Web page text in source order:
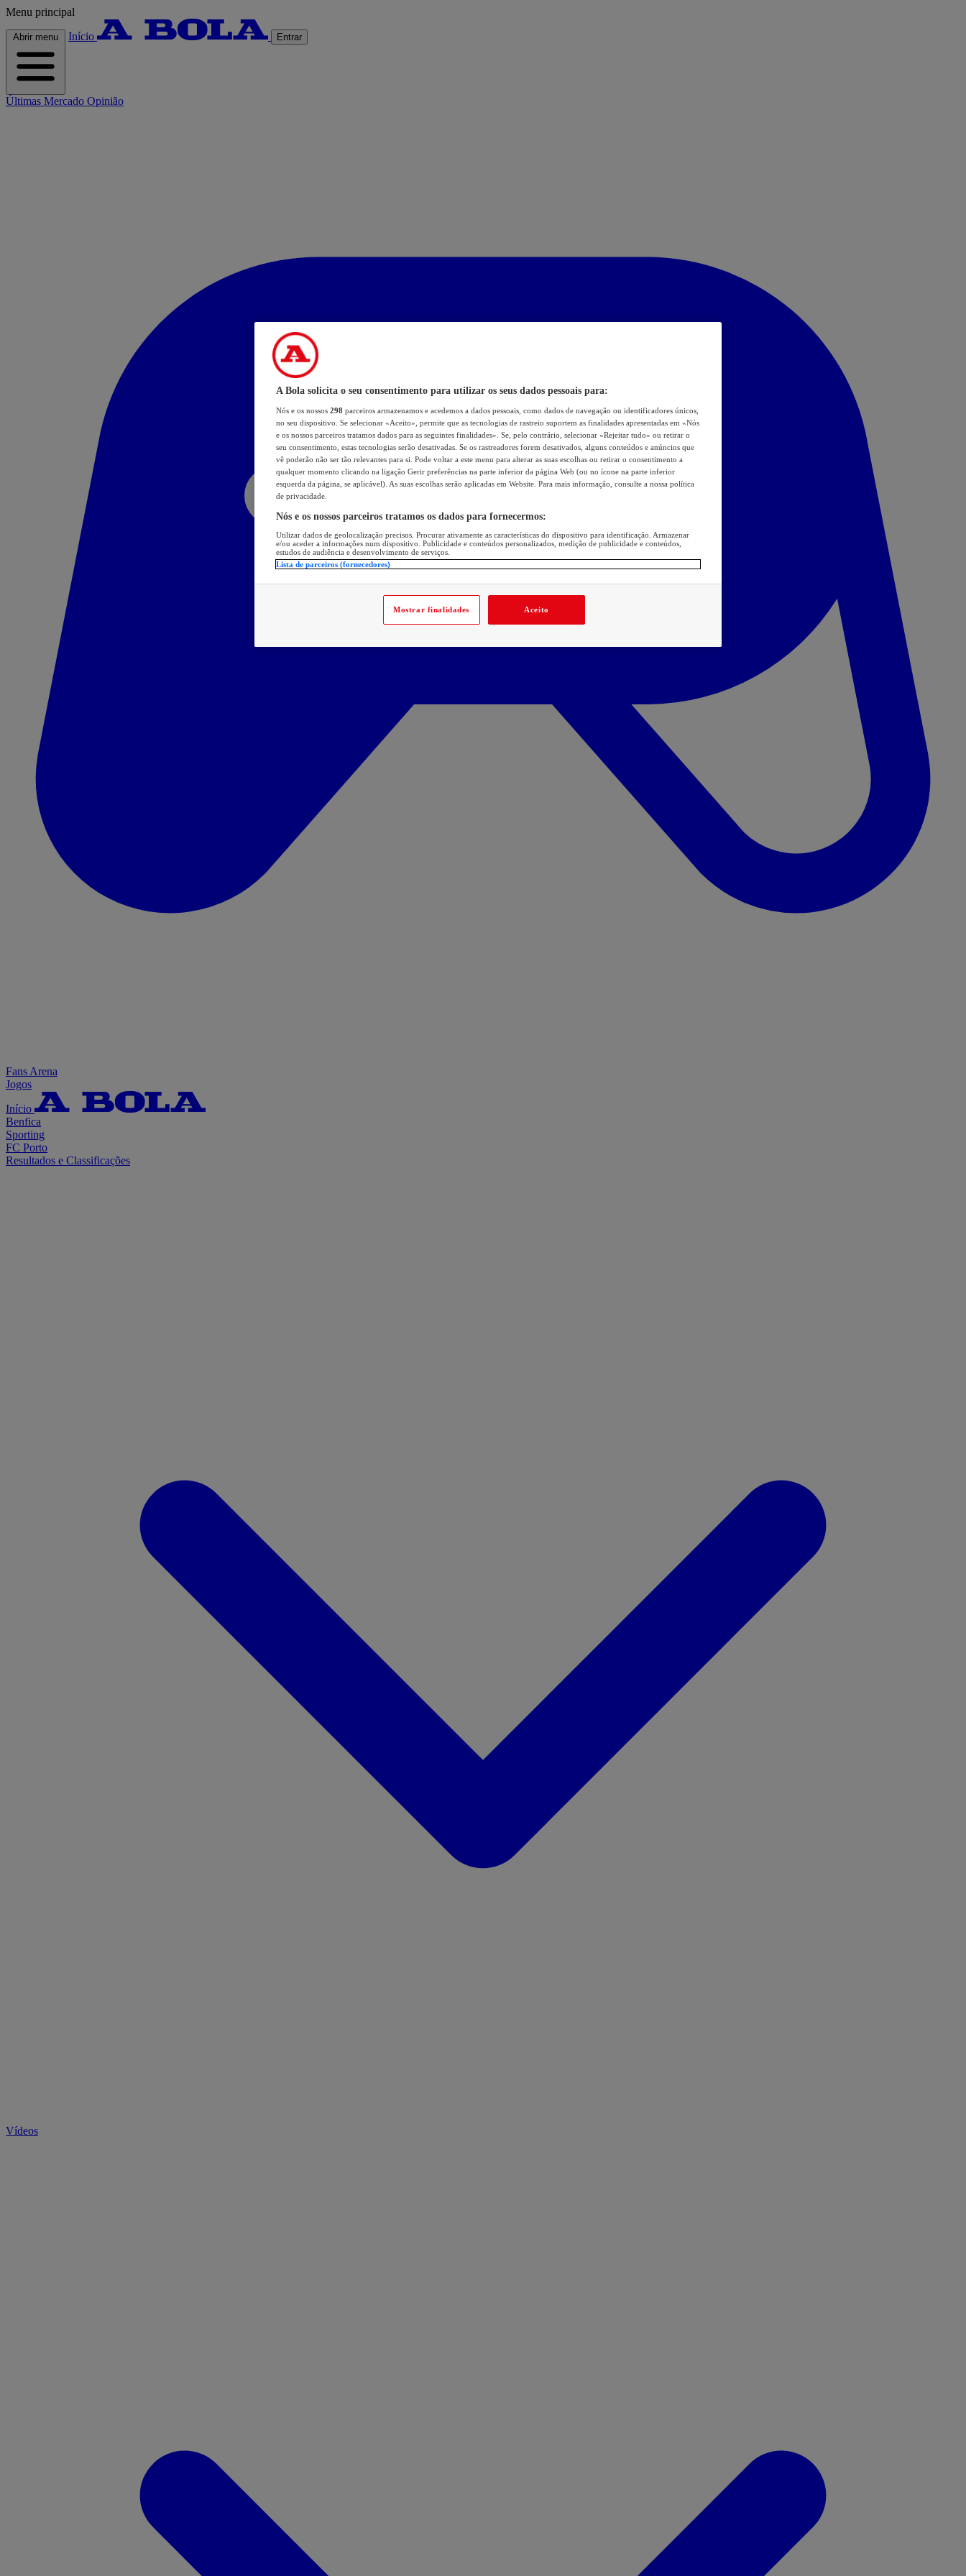
Menu principal
Abrir menu Início Entrar
Últimas Mercado Opinião
Fans Arena
Jogos
Início
Benfica
Sporting
FC Porto
Resultados e Classificações
Vídeos
A Bola solicita o seu consentimento para utilizar os seus dados pessoais para:
Nós e os nossos 298 parceiros armazenamos e acedemos a dados pessoais, como dados de navegação ou identificadores únicos,
no seu dispositivo. Se selecionar «Aceito», permite que as tecnologias de rastreio suportem as finalidades apresentadas em «Nós
e os nossos parceiros tratamos dados para as seguintes finalidades». Se, pelo contrário, selecionar «Rejeitar tudo» ou retirar o
seu consentimento, estas tecnologias serão desativadas. Se os rastreadores forem desativados, alguns conteúdos e anúncios que
vê poderão não ser tão relevantes para si. Pode voltar a este menu para alterar as suas escolhas ou retirar o consentimento a
qualquer momento clicando na ligação Gerir preferências na parte inferior da página Web (ou no ícone na parte inferior
esquerda da página, se aplicável). As suas escolhas serão aplicadas em Website. Para mais informação, consulte a nossa política
de privacidade.
Nós e os nossos parceiros tratamos os dados para fornecermos:
Utilizar dados de geolocalização precisos. Procurar ativamente as características do dispositivo para identificação. Armazenar
e/ou aceder a informações num dispositivo. Publicidade e conteúdos personalizados, medição de publicidade e conteúdos,
estudos de audiência e desenvolvimento de serviços.
Lista de parceiros (fornecedores)
Mostrar finalidades Aceito